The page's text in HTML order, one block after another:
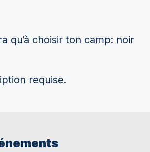
qu’à choisir ton camp: noir
requise.